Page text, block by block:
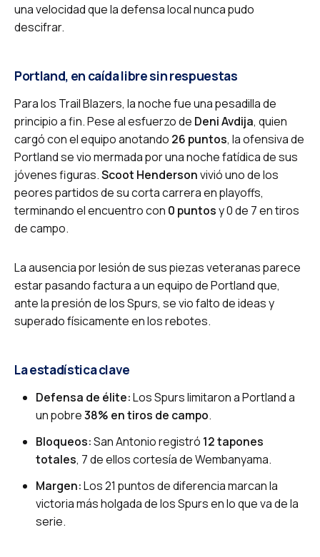
una velocidad que la defensa local nunca pudo
descifrar.
Portland, en caída libre sin respuestas
Para los Trail Blazers, la noche fue una pesadilla de
principio a fin. Pese al esfuerzo de Deni Avdija, quien
cargó con el equipo anotando 26 puntos, la ofensiva de
Portland se vio mermada por una noche fatídica de sus
jóvenes figuras.Scoot Hendersonvivió uno de los
peores partidos de su corta carrera en playoffs,
terminando el encuentro con 0 puntosy 0 de 7 en tiros
de campo.
La ausencia por lesión de sus piezas veteranas parece
estar pasando factura a un equipo de Portland que,
ante la presión de los Spurs, se vio falto de ideas y
superado físicamente en los rebotes.
La estadística clave
Defensa de élite:Los Spurs limitaron a Portland a
un pobre38% en tiros de campo.
Bloqueos:San Antonio registró 12 tapones
totales, 7 de ellos cortesía de Wembanyama.
Margen:Los 21 puntos de diferencia marcan la
victoria más holgada de los Spurs en lo que va de la
serie.